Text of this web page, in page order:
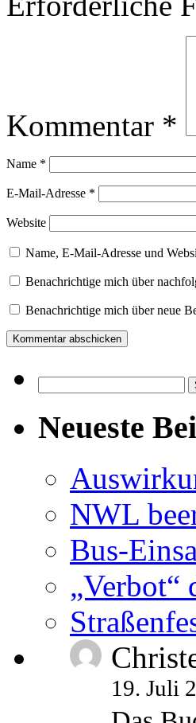
Kommentar *
Name *
E-Mail-Adresse *
Website
Name, E-Mail-Adresse und
Benachrichtige mich über
Benachrichtige mich über neue
nach:
Neueste
NWL
Bus-
„Verbot“
19. Juli